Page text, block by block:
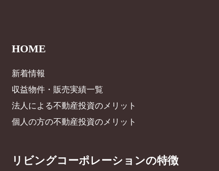
HOME
新着情報
収益物件・販売実績一覧
法人による不動産投資のメリット
個人の方の不動産投資のメリット
リビングコーポレーションの特徴